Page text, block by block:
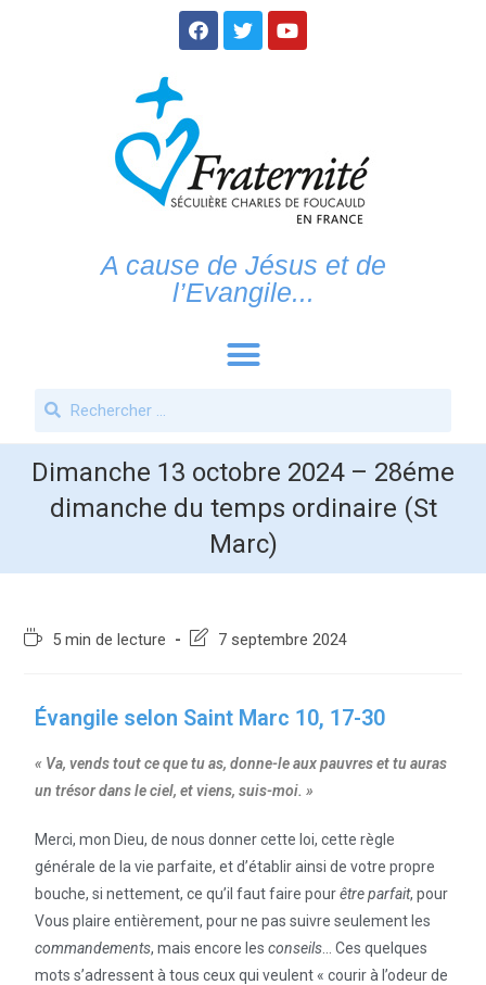
A cause de Jésus et de
l’Evangile...
Dimanche 13 octobre 2024 – 28éme
dimanche du temps ordinaire (St
Marc)
5 min de lecture 7 septembre 2024
Évangile selon Saint Marc 10, 17-30
« Va, vends tout ce que tu as, donne-le aux pauvres et tu auras
un trésor dans le ciel, et viens, suis-moi. »
Merci, mon Dieu, de nous donner cette loi, cette règle
générale de la vie parfaite, et d’établir ainsi de votre propre
bouche, si nettement, ce qu’il faut faire pourêtre parfait, pour
Vous plaire entièrement, pour ne pas suivre seulement les
commandements, mais encore lesconseils … Ces quelques
mots s’adressent à tous ceux qui veulent « courir à l’odeur de